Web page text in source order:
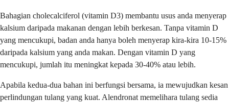
Bahagian cholecalciferol (vitamin D3) membantu usus anda menyerap
kalsium daripada makanan dengan lebih berkesan. Tanpa vitamin D
yang mencukupi, badan anda hanya boleh menyerap kira-kira 10-15%
daripada kalsium yang anda makan. Dengan vitamin D yang
mencukupi, jumlah itu meningkat kepada 30-40% atau lebih.
Apabila kedua-dua bahan ini berfungsi bersama, ia mewujudkan kesan
perlindungan tulang yang kuat. Alendronat memelihara tulang sedia